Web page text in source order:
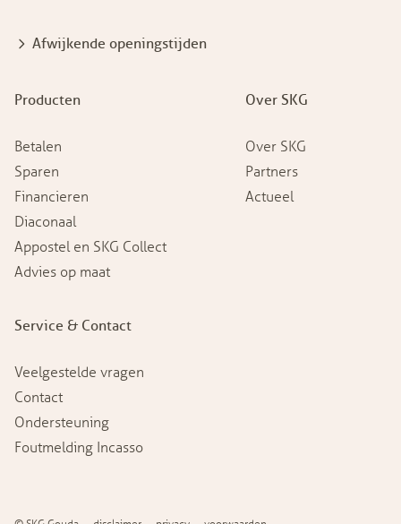
Producten
Betalen
Sparen
Financieren
Diaconaal
Appostel en SKG Collect
Advies op maat
Over SKG
Over SKG
Partners
Actueel
Service & Contact
Veelgestelde vragen
Contact
Ondersteuning
Foutmelding Incasso
Afwijkende openingstijden